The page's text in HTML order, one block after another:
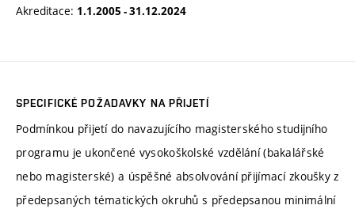
Akreditace: 1.1.2005 - 31.12.2024
SPECIFICKÉ POŽADAVKY NA PŘIJETÍ
Podmínkou přijetí do navazujícího magisterského studijního
programu je ukončené vysokoškolské vzdělání (bakalářské
nebo magisterské) a úspěšné absolvování přijímací zkoušky z
předepsaných tématických okruhů s předepsanou minimální